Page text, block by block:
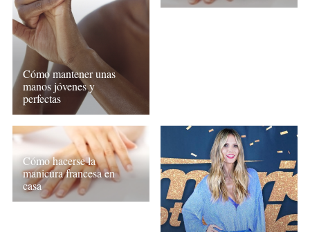
Cómo mantener unas
manos jóvenes y
perfectas
Cómo hacerse la
manicura francesa en
casa